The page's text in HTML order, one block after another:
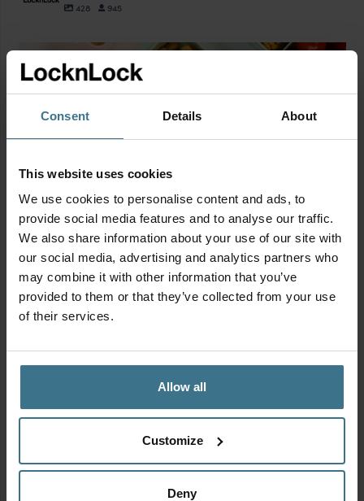
Consent Details About
This website uses cookies
We use cookies to personalise content and ads, to
provide social media features and to analyse our traffic.
We also share information about your use of our site with
our social media, advertising and analytics partners who
may combine it with other information that you’ve
provided to them or that they’ve collected from your use
of their services.
Allow all
Customize
Deny
428 945
locklocknl
🎒 Back to School & Work deal!
locklocknl
Aug 14